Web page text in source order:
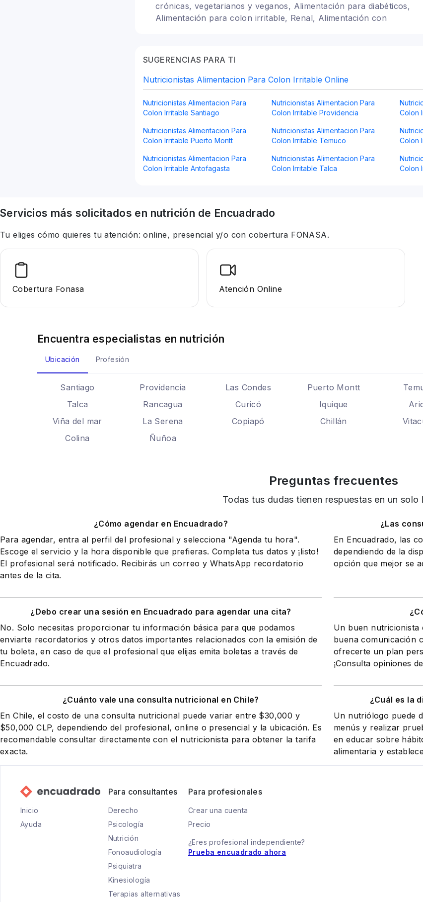
crónicas, vegetarianos y veganos, Alimentación para diabéticos,
Alimentación para colon irritable, Renal, Alimentación con
SUGERENCIAS PARA TI
Nutricionistas Alimentacion Para Colon Irritable Online
Nutricionistas Alimentacion Para
Colon Irritable Santiago
Nutricionistas Alimentacion Para
Colon Irritable Providencia
Colon
Nutricionistas Alimentacion Para
Colon Irritable Puerto Montt
Nutricionistas Alimentacion Para
Colon Irritable Temuco
Colon
Nutricionistas Alimentacion Para
Colon Irritable Antofagasta
Nutricionistas Alimentacion Para
Colon Irritable Talca
Colon
Servicios más solicitados en nutrición de Encuadrado
Tu eliges cómo quieres tu atención: online, presencial y/o con cobertura FONASA.
Cobertura Fonasa Atención Online
Encuentra especialistas en nutrición
Ubicación Profesión
Santiago Providencia Las Condes Puerto Montt
Talca
Rancagua Curicó Iquique
Viña del mar
La Serena Copiapó Chillán
Colina
Ñuñoa
Preguntas frecuentes
Todas tus dudas tienen respuestas en un solo
¿Cómo agendar en Encuadrado?
Para agendar, entra al perfil del profesional y selecciona "Agenda tu hora".
Escoge el servicio y la hora disponible que prefieras. Completa tus datos y ¡listo!
El profesional será notificado. Recibirás un correo y WhatsApp recordatorio
antes de la cita.
¿Las
En Encuadrado, las
dependiendo de la
opción que mejor se
¿Debo crear una sesión en Encuadrado para agendar una cita?
No. Solo necesitas proporcionar tu información básica para que podamos
enviarte recordatorios y otros datos importantes relacionados con la emisión de
tu boleta, en caso de que el profesional que elijas emita boletas a través de
Encuadrado.
Un buen nutricionista
buena comunicación
ofrecerte un plan
¡Consulta opiniones
¿Cuánto vale una consulta nutricional en Chile?
En Chile, el costo de una consulta nutricional puede variar entre $30,000 y
$50,000 CLP, dependiendo del profesional, online o presencial y la ubicación. Es
recomendable consultar directamente con el nutricionista para obtener la tarifa
exacta.
¿Cuál es la
Un nutriólogo puede
menús y realizar
en educar sobre
alimentaria y
Inicio
Ayuda
Para consultantes
Derecho
Psicología
Nutrición
Fonoaudiología
Psiquiatra
Kinesiología
Terapias alternativas
Para profesionales
Crear una cuenta
Precio
¿Eres profesional independiente?
Prueba encuadrado ahora